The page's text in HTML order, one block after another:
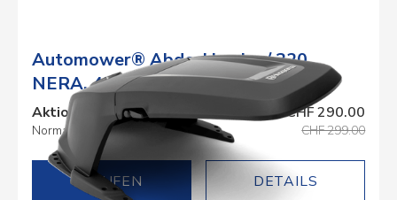
Automower® Abdeckhaube / 320
NERA, 430X NERA, 450X NERA
Aktionspreis CHF 290.00
Normalpreis CHF 299.00
DETAILS